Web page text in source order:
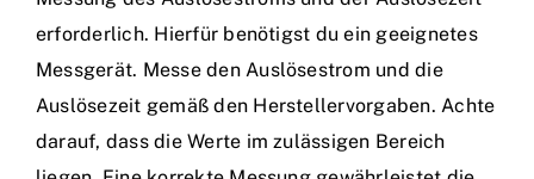
erforderlich. Hierfür benötigst du ein geeignetes
Messgerät. Messe den Auslösestrom und die
Auslösezeit gemäß den Herstellervorgaben. Achte
darauf, dass die Werte im zulässigen Bereich